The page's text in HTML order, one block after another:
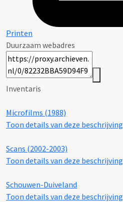
Printen
Duurzaam webadres
Inventaris
Microfilms (1988)
Toon details van deze beschrijving
Scans (2002-2003)
Toon details van deze beschrijving
Schouwen-Duiveland
Toon details van deze beschrijving